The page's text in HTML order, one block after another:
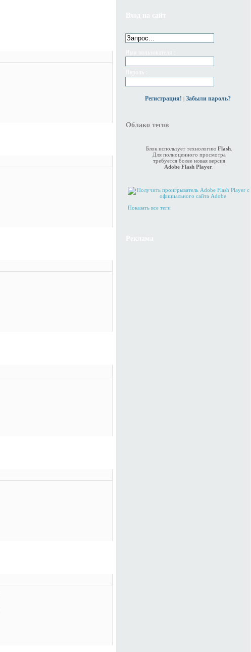
Регистрация! | Забыли пароль?
Облако тегов
Блок использует технологию Flash.
Для полноценного просмотра
требуется более новая версия
Adobe Flash Player
Показать все теги